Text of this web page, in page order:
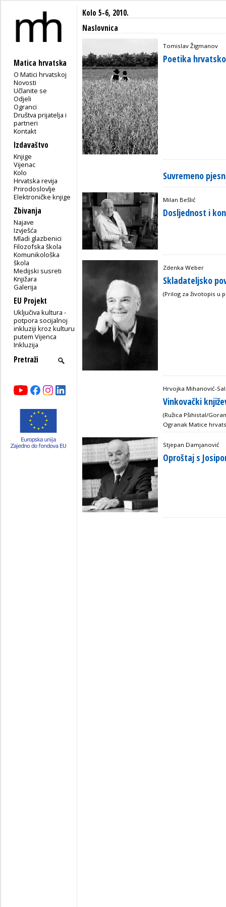
Matica hrvatska
O Matici hrvatskoj
Novosti
Učlanite se
Odjeli
Ogranci
Društva prijatelja i
partneri
Kontakt
Izdavaštvo
Knjige
Vijenac
Kolo
Hrvatska revija
Prirodoslovlje
Elektroničke knjige
Zbivanja
Najave
Izvješća
Mladi glazbenici
Filozofska škola
Komunikološka
škola
Medijski susreti
Knjižara
Galerija
EU Projekt
Uključiva kultura -
potpora socijalnoj
inkluziji kroz kulturu
putem Vijenca
Inkluzija
Kolo 5-6, 2010.
Naslovnica
Tomislav Žigmanov
Poetika
Suvremeno
Milan Bešlić
Dosljednost i
Zdenka Weber
Skladateljsko
(Prilog za životopis u
Hrvojka Mihanović-
Vinkovački
(Ružica Pšihistal/
Ogranak Matice
Stjepan Damjanović
Oproštaj s